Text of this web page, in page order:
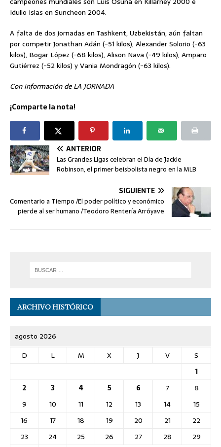
Idulio Islas en Suncheon 2004.
A falta de dos jornadas en Tashkent, Uzbekistán, aún faltan
por competir Jonathan Adán (-51 kilos), Alexander Solorio (-63
kilos), Bogar López (-68 kilos), Alison Nava (-49 kilos), Amparo
Gutiérrez (-52 kilos) y Vania Mondragón (-63 kilos).
Con información de LA JORNADA
¡Comparte la nota!
ANTERIOR
Las Grandes Ligas celebran el Día de Jackie
Robinson, el primer beisbolista negro en la MLB
SIGUIENTE
Comentario a Tiempo /El poder político y económico
pierde al ser humano /Teodoro Rentería Arróyave
ARCHIVO HISTÓRICO
agosto 2026
D
L M X J V
S
1
2
3 4 5 6 7
8
9
10 11 12 13 14
15
16
17 18 19 20 21
22
23
24 25 26 27 28
29